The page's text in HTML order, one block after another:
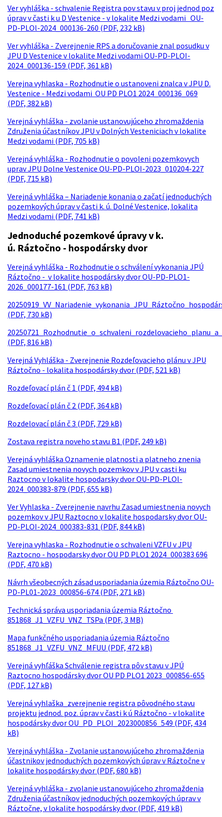
Ver vyhláška - schvalenie Registra pov stavu v proj jednod poz
úprav v časti k u D Vestenice - v lokalite Medzi vodami OU-
PD-PLOl-2024_000136-260 (PDF, 232 kB)
Ver vyhláška - Zverejnenie RPS a doručovanie znal posudku v
JPU D Vestenice v lokalite Medzi vodami OU-PD-PLOI-
2024_000136-159 (PDF, 361 kB)
Verejna vyhlaska - Rozhodnutie o ustanoveni znalca v JPU D.
Vestenice - Medzi vodami OU PD PLO1 2024_000136_069
(PDF, 382 kB)
Verejná vyhláška - zvolanie ustanovujúceho zhromaždenia
Združenia účastníkov JPU v Dolných Vesteniciach v lokalite
Medzi vodami (PDF, 705 kB)
Verejná vyhláška - Rozhodnutie o povoleni pozemkovych
uprav JPU Dolne Vestenice OU-PD-PLOI-2023_010204-227
(PDF, 715 kB)
Verejná vyhláška – Nariadenie konania o začatí jednoduchých
pozemkových úprav v časti k. ú. Dolné Vestenice, lokalita
Medzi vodami (PDF, 741 kB)
Jednoduché pozemkové úpravy v k.
ú. Ráztočno - hospodársky dvor
Verejná vyhláška - Rozhodnutie o schválení vykonania JPÚ
Ráztočno - v lokalite hospodársky dvor OU-PD-PLO1-
2026_000177-161 (PDF, 763 kB)
(PDF, 730 kB)
(PDF, 816 kB)
Verejná Vyhláška - Zverejnenie Rozdeľovacieho plánu v JPU
Ráztočno - lokalita hospodársky dvor (PDF, 521 kB)
Rozdeľovací plán č 1 (PDF, 494 kB)
Rozdeľovací plán č 2 (PDF, 364 kB)
Rozdelovací plán č 3 (PDF, 729 kB)
Zostava registra noveho stavu B1 (PDF, 249 kB)
Verejná vyhláška Oznamenie platnosti a platneho znenia
Zasad umiestnenia novych pozemkov v JPU v casti ku
Raztocno v lokalite hospodarsky dvor OU-PD-PLOl-
2024_000383-879 (PDF, 655 kB)
Ver Vyhlaska - Zverejnenie navrhu Zasad umiestnenia novych
pozemkov v JPU Raztocno v lokalite hospodarsky dvor OU-
PD-PLOI-2024_000383-831 (PDF, 844 kB)
Verejna vyhlaska - Rozhodnutie o schvaleni VZFU v JPU
Raztocno - hospodarsky dvor OU PD PLO1 2024_000383 696
(PDF, 470 kB)
Návrh všeobecných zásad usporiadania územia Ráztočno OU-
PD-PL01-2023_000856-674 (PDF, 271 kB)
Technická správa usporiadania územia Ráztočno
851868_J1_VZFU_VNZ_TSPa (PDF, 3 MB)
Mapa funkčného usporiadania územia Ráztočno
851868_J1_VZFU_VNZ_MFUU (PDF, 472 kB)
Verejná vyhľáška Schválenie registra pôv stavu v JPÚ
Raztocno hospodársky dvor OU PD PLO1 2023_000856-655
(PDF, 127 kB)
Verejná vyhlaška_zverejnenie registra pôvodného stavu
projektu jednod. poz. úprav v časti k ú Ráztočno - v lokalite
hospodársky dvor OU_PD_PLOI_2023000856_549 (PDF, 434
kB)
Verejná vyhláška - Zvolanie ustanovujúceho zhromaždenia
účastnikov jednoduchých pozemkových úprav v Ráztočne v
lokalite hospodársky dvor (PDF, 680 kB)
Verejná vyhláška - zvolanie ustanovujúceho zhromaždenia
Združenia účastníkov jednoduchých pozemkových úprav v
Ráztočne, v lokalite hospodársky dvor (PDF, 419 kB)